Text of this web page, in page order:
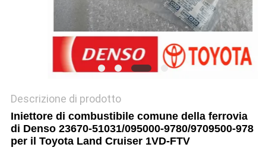
Descrizione di prodotto
Iniettore di combustibile comune della ferrovia
di Denso 23670-51031/095000-9780/9709500-978
per il Toyota Land Cruiser 1VD-FTV